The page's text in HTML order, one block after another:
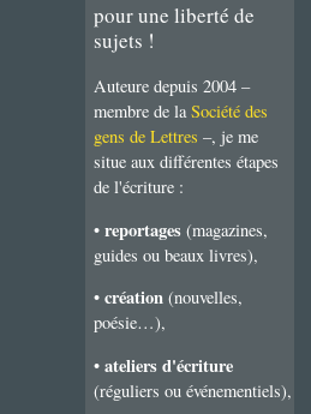
pour une liberté de
sujets !
Auteure depuis 2004 –
membre de laSociété des
gens de Lettres –, je me
situe aux différentes étapes
de l'écriture :
• reportages (magazines,
guides ou beaux livres),
• création (nouvelles,
poésie…),
• ateliers d'écriture
(réguliers ou événementiels),